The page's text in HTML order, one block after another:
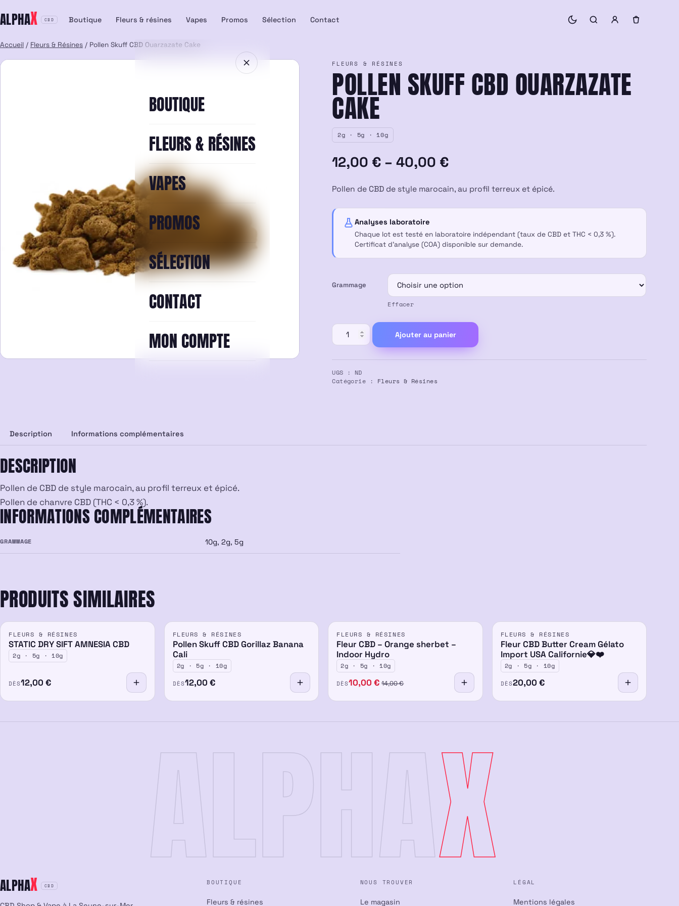
au
ALPHAX CBD Boutique Fleurs & résines Vapes Promos Sélection Contact
BOUTIQUE
FLEURS & RÉSINES
VAPES
PROMOS
SÉLECTION
CONTACT
MON COMPTE
Accueil / Fleurs & Résines / Pollen Skuff CBD Ouarzazate Cake
FLEURS & RÉSINES
POLLEN SKUFF CBD OUARZAZATE
CAKE
2g · 5g · 10g
12,00 € –40,00 €
Plage
de
prix :
12,00 €
Pollen de CBD de style marocain, au profil terreux et épicé.
Analyses laboratoire
Chaque lot est testé en laboratoire indépendant (taux de CBD et THC < 0,3 %).
Certificat d’analyse (COA) disponible sur demande.
Grammage
Effacer
quantité
de
Skuff
CBD
Ajouter au panier
UGS : ND
Catégorie : Fleurs & Résines
Description Informations complémentaires
DESCRIPTION
Pollen de CBD de style marocain, au profil terreux et épicé.
Pollen de chanvre CBD (THC < 0,3 %).
INFORMATIONS COMPLÉMENTAIRES
GRAMMAGE 10g, 2g, 5g
PRODUITS SIMILAIRES
FLEURS & RÉSINES
STATIC DRY SIFT AMNESIA CBD
2g · 5g · 10g
DÈS12,00€
FLEURS & RÉSINES
Pollen Skuff CBD Gorillaz Banana
Cali
2g · 5g · 10g
DÈS12,00 €
FLEURS & RÉSINES
Fleur CBD – Orange sherbet –
Indoor Hydro
2g · 5g · 10g
DÈS10,00€ 14,00€
FLEURS & RÉSINES
Fleur CBD Butter Cream Gélato
Import USA Californie💎❤️
2g · 5g · 10g
DÈS20,00 €
ALPHAX
ALPHAX CBD BOUTIQUE
Fleurs & résines
NOUS TROUVER
Le magasin
LÉGAL
Mentions légales